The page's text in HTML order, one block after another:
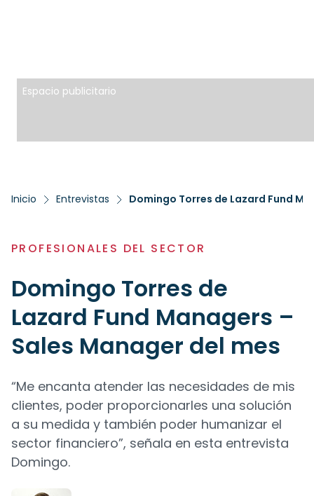
Espacio publicitario
Inicio Entrevistas Domingo Torres de Lazard Fund
PROFESIONALES DEL SECTOR
Domingo Torres de
Lazard Fund Managers –
Sales Manager del mes
“Me encanta atender las necesidades de mis
clientes, poder proporcionarles una solución
a su medida y también poder humanizar el
sector financiero”, señala en esta entrevista
Domingo.